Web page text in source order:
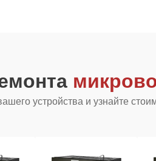
устройства и узнайте